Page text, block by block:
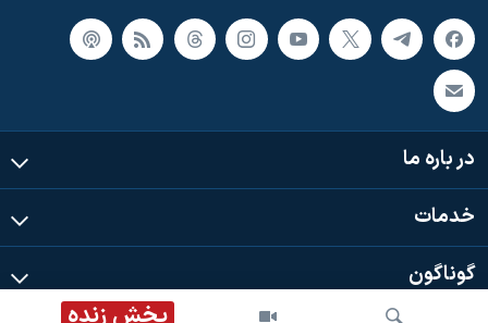
در باره ما
خدمات
گوناگون